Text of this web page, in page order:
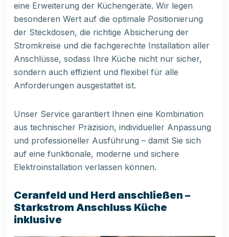
eine Erweiterung der Küchengeräte. Wir legen
besonderen Wert auf die optimale Positionierung
der Steckdosen, die richtige Absicherung der
Stromkreise und die fachgerechte Installation aller
Anschlüsse, sodass Ihre Küche nicht nur sicher,
sondern auch effizient und flexibel für alle
Anforderungen ausgestattet ist.
Unser Service garantiert Ihnen eine Kombination
aus technischer Präzision, individueller Anpassung
und professioneller Ausführung – damit Sie sich
auf eine funktionale, moderne und sichere
Elektroinstallation verlassen können.
Ceranfeld und Herd anschließen –
Starkstrom Anschluss Küche
inklusive